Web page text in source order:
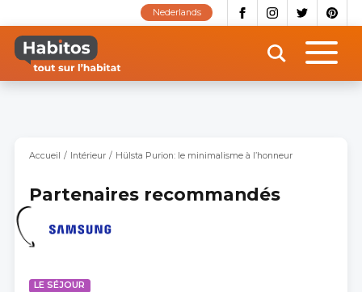
contenu
principal
Nederlands
Accueil Intérieur Hülsta Purion: le minimalisme à l’honneur
Partenaires recommandés
LE SÉJOUR